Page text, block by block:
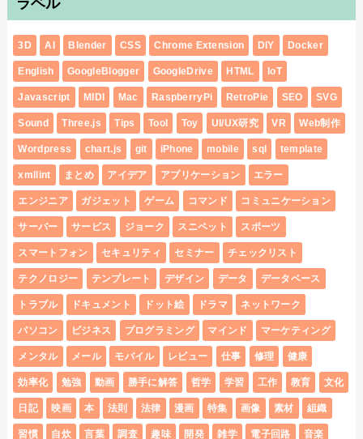
3D AI Blender CSS Chrome Extension DIY Docker
English GoogleBlogger GoogleDrive HTML IoT
Javascript MIDI Mac RaspberryPi RetroPie SEO SVG
Sound Three.js Tips Tool Toy UI/UX研究 VR Web制作
Wordpress chart.js git iPhone mobile sql template
xmllint まとめ アイデア アプリケーション エラー
エンジニア ガジェット ゲーム コマンド コミュニケーション
サーバー サービス ジョーク スニペット スポーツ
スマートフォン セキュリティ セミナー チェックリスト
テクノロジー テンプレート デザイン データ データベース
トラブル ドキュメント ドット絵 ドラマ ネットワーク
パソコン ビジネス プログラミング マインド マーケティング
メンタル メール モバイル レビュー 仕事 修理 健康
効率化 勉強 動画 勝手に解答 哲学 学習 工作 教育 文化
日記 映画 本 法則 法律 漫画 特集 画像 素材 組織
習慣 自炊 言葉 調査 趣味 開発 雑学 電子回路 音楽